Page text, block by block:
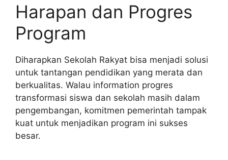
Harapan dan Progres
Program
Diharapkan Sekolah Rakyat bisa menjadi solusi
untuk tantangan pendidikan yang merata dan
berkualitas. Walau information progres
transformasi siswa dan sekolah masih dalam
pengembangan, komitmen pemerintah tampak
kuat untuk menjadikan program ini sukses
besar.